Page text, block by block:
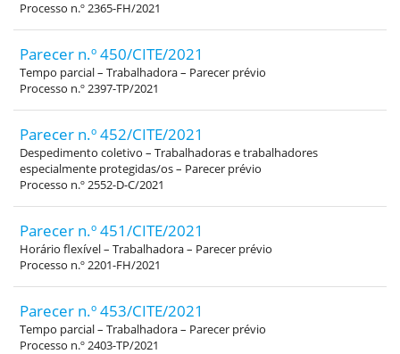
Processo n.º 2365-FH/2021
Parecer n.º 450/CITE/2021
Tempo parcial – Trabalhadora – Parecer prévio
Processo n.º 2397-TP/2021
Parecer n.º 452/CITE/2021
Despedimento coletivo – Trabalhadoras e trabalhadores
especialmente protegidas/os – Parecer prévio
Processo n.º 2552-D-C/2021
Parecer n.º 451/CITE/2021
Horário flexível – Trabalhadora – Parecer prévio
Processo n.º 2201-FH/2021
Parecer n.º 453/CITE/2021
Tempo parcial – Trabalhadora – Parecer prévio
Processo n.º 2403-TP/2021